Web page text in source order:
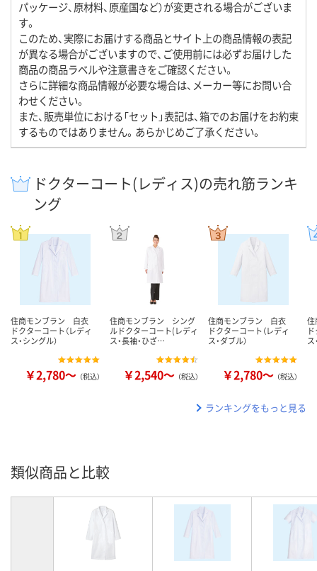
パッケージ、原材料、原産国など）が変更される場合がございま
す。
このため、実際にお届けする商品とサイト上の商品情報の表記
が異なる場合がございますので、ご使用前には必ずお届けした
商品の商品ラベルや注意書きをご確認ください。
さらに詳細な商品情報が必要な場合は、メーカー等にお問い合
わせください。
また、販売単位における「セット」表記は、箱でのお届けをお約束
するものではありません。あらかじめご了承ください。
ドクターコート(レディス)の売れ筋ランキ
ング
住商モンブラン 白衣
ドクターコート（レディ
ス・シングル）
￥2,780～ （税込）
住商モンブラン シング
ルドクターコート(レディ
ス・長袖・ひざ…
￥2,540～ （税込）
住商モンブラン 白衣
ドクターコート（レディ
ス・ダブル）
￥2,780～ （税込）
ス
ランキングをもっと見る
類似商品と比較